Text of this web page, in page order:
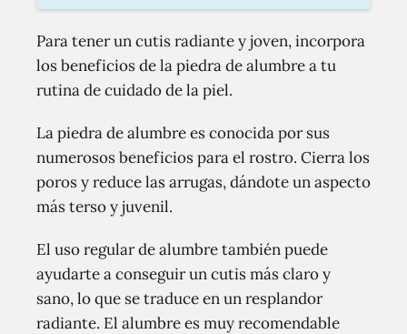
Para tener un cutis radiante y joven, incorpora
los beneficios de la piedra de alumbre a tu
rutina de cuidado de la piel.
La piedra de alumbre es conocida por sus
numerosos beneficios para el rostro. Cierra los
poros y reduce las arrugas, dándote un aspecto
más terso y juvenil.
El uso regular de alumbre también puede
ayudarte a conseguir un cutis más claro y
sano, lo que se traduce en un resplandor
radiante. El alumbre es muy recomendable